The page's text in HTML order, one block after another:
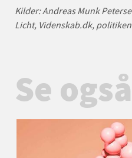
Kilder: Andreas Munk
Licht, Videnskab.dk,
Se også